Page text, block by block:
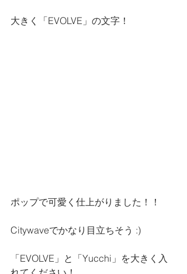
大きく「EVOLVE」の文字！
ポップで可愛く仕上がりました！！
Citywaveでかなり目立ちそう :)
「EVOLVE」と「Yucchi」を大きく入